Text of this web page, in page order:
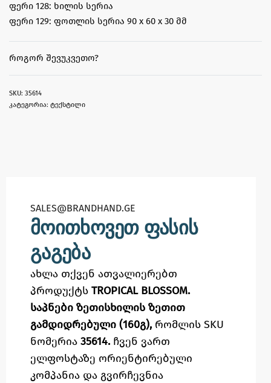
ფერი 128: ხილის სერია
ფერი 129: ფოთლის სერია 90 x 60 x 30 მმ
ᲠᲝᲒᲝᲠ ᲨᲔᲕᲣᲙᲕᲔᲗᲝ?
35614
კატეგორია: ტექსტილი
SALES@BRANDHAND.GE​
მოითხოვეთ ფასის
გაგება
ახლა თქვენ ათვალიერებთ
პროდუქტს TROPICAL BLOSSOM.
საპნები ზეთისხილის ზეთით
გამდიდრებული (160გ), რომლის SKU
ნომერია 35614. ჩვენ ვართ
ელფოსტაზე ორიენტირებული
კომპანია და გვირჩევნია